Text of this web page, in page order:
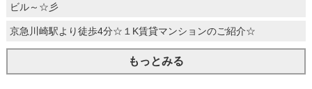
ビル～☆彡
京急川崎駅より徒歩4分☆１K賃貸マンションのご紹介☆
もっとみる